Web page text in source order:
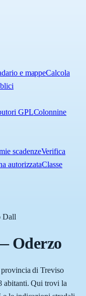
e mappeCalcola
GPLColonnine
scadenzeVerifica
autorizzataClasse
Dall
Oderzo
di Treviso
abitanti. Qui trovi la